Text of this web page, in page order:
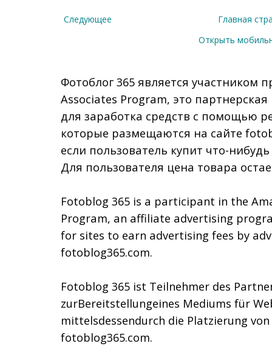
Следующее
Главная
Открыть
Фотоблог 365 является участником
Associates Program, это
для заработка средств с помощью
которые размещаются на сайте
если пользователь купит что-
Для пользователя цена товара
Fotoblog 365 is a participant in the
Program, an affiliate advertising
for sites to earn advertising fees by
fotoblog365.com.
Fotoblog 365 ist Teilnehmer des
zurBereitstellungeines Mediums für
mittelsdessendurch die Platzierung
fotoblog365.com.